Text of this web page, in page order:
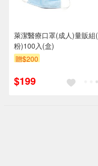
萊潔醫療口罩(成人)量販組
粉)100入(盒)
贈$200
$199